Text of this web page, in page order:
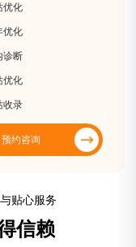
优化
优化
诊断
优化
收录
预约咨询
贴心服务
信赖